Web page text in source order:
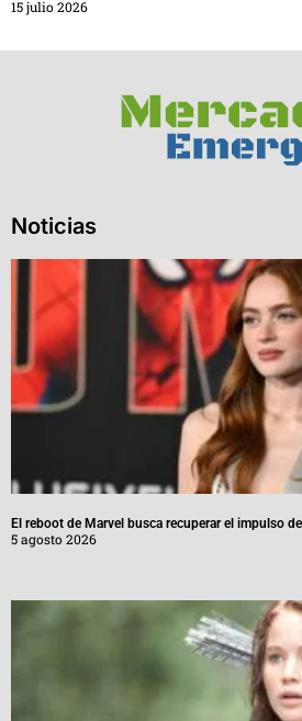
15 julio 2026
Noticias
El reboot de Marvel busca recuperar el impulso
5 agosto 2026